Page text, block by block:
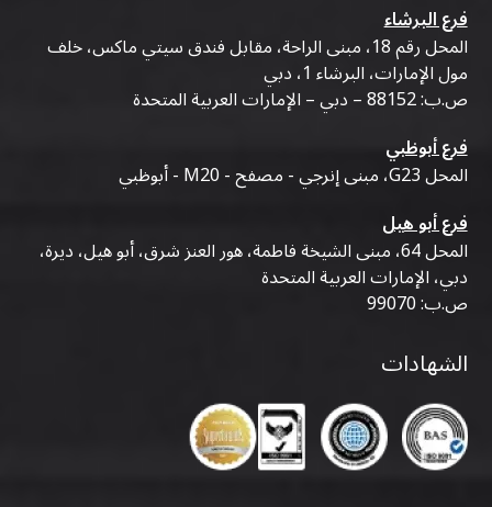
فرع البرشاء
المحل رقم 18، مبنى الراحة، مقابل فندق سيتي ماكس، خلف
مول الإمارات، البرشاء 1، دبي
ص.ب: 88152 – دبي – الإمارات العربية المتحدة
فرع أبوظبي
المحل G23، مبنى إنرجي - مصفح - M20 - أبوظبي
فرع أبو هيل
المحل 64، مبنى الشيخة فاطمة، هور العنز شرق، أبو هيل، ديرة،
دبي، الإمارات العربية المتحدة
ص.ب: 99070
الشهادات